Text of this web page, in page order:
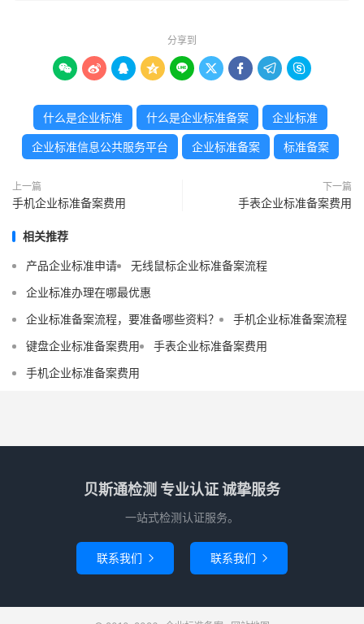
分享到
        
什么是企业标准 什么是企业标准备案 企业标准
企业标准信息公共服务平台 企业标准备案 标准备案
上一篇
手机企业标准备案费用
下一篇
手表企业标准备案费用
相关推荐
产品企业标准申请
无线鼠标企业标准备案流程
企业标准办理在哪最优惠
企业标准备案流程，要准备哪些资料？
手机企业标准备案流程
键盘企业标准备案费用
手表企业标准备案费用
手机企业标准备案费用
贝斯通检测 专业认证 诚挚服务
一站式检测认证服务。
联系我们  联系我们 